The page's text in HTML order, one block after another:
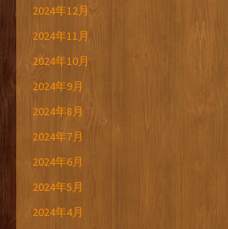
2024年12月
2024年11月
2024年10月
2024年9月
2024年8月
2024年7月
2024年6月
2024年5月
2024年4月